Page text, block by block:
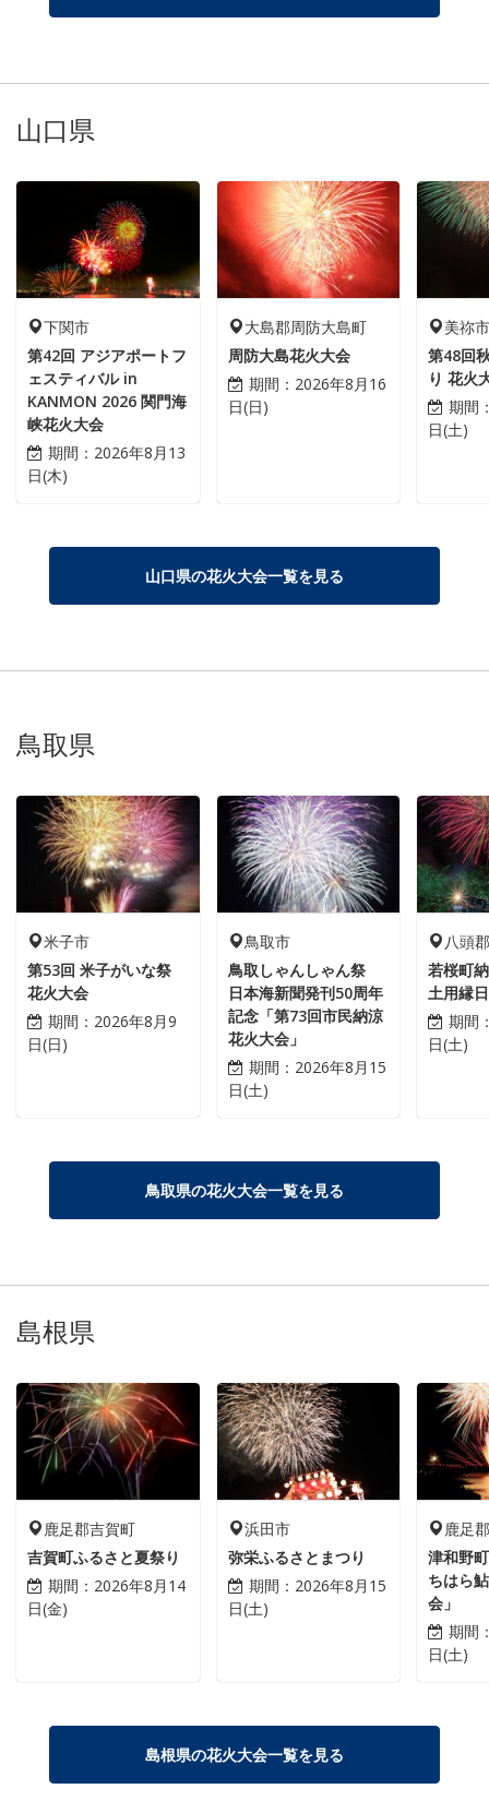
山口県
下関市
第42回 アジアポートフ
ェスティバル in
KANMON 2026 関門海
峡花火大会
期間： 2026年8月13
日(木)
大島郡周防大島町
周防大島花火大会
期間： 2026年8月16
日(日)
美祢
第48回
り 花火
期間
日(土)
山口県の花火大会一覧を見る
鳥取県
米子市
第53回 米子がいな祭
花火大会
期間： 2026年8月9
日(日)
鳥取市
鳥取しゃんしゃん祭
日本海新聞発刊50周年
記念「第73回市民納涼
花火大会」
期間： 2026年8月15
日(土)
八頭
若桜町
土用縁日
期間
日(土)
鳥取県の花火大会一覧を見る
島根県
鹿足郡吉賀町
吉賀町ふるさと夏祭り
期間： 2026年8月14
日(金)
浜田市
弥栄ふるさとまつり
期間： 2026年8月15
日(土)
鹿足
津和野
ちはら
会」
期間
日(土)
島根県の花火大会一覧を見る